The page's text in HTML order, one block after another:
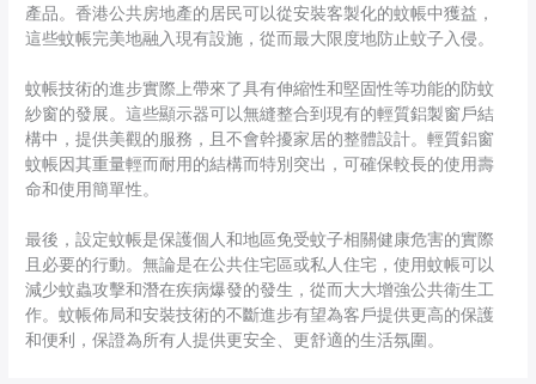
產品。香港公共房地產的居民可以從安裝客製化的蚊帳中獲益，
這些蚊帳完美地融入現有設施，從而最大限度地防止蚊子入侵。
蚊帳技術的進步實際上帶來了具有伸縮性和堅固性等功能的防蚊
紗窗的發展。這些顯示器可以無縫整合到現有的輕質鋁製窗戶結
構中，提供美觀的服務，且不會幹擾家居的整體設計。輕質鋁窗
蚊帳因其重量輕而耐用的結構而特別突出，可確保較長的使用壽
命和使用簡單性。
最後，設定蚊帳是保護個人和地區免受蚊子相關健康危害的實際
且必要的行動。無論是在公共住宅區或私人住宅，使用蚊帳可以
減少蚊蟲攻擊和潛在疾病爆發的發生，從而大大增強公共衛生工
作。蚊帳佈局和安裝技術的不斷進步有望為客戶提供更高的保護
和便利，保證為所有人提供更安全、更舒適的生活氛圍。